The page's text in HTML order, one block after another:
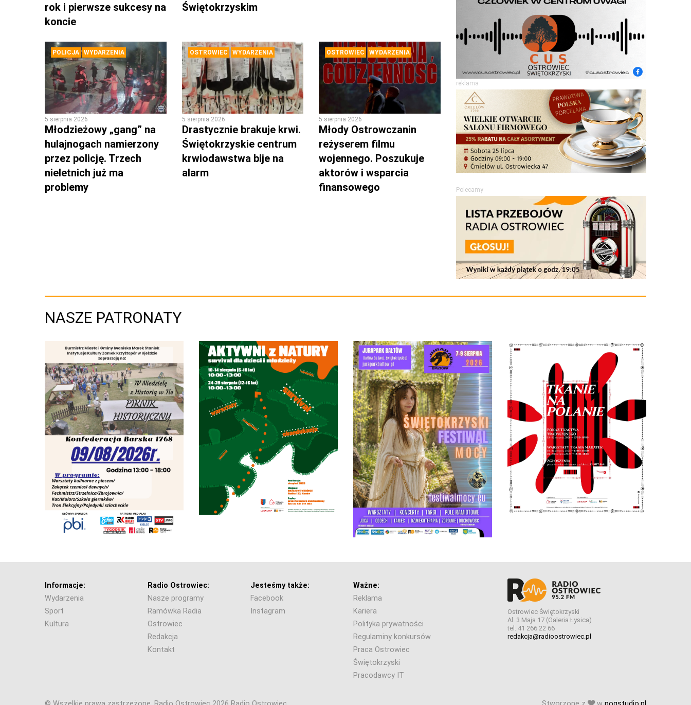
rok i pierwsze sukcesy na
koncie
Świętokrzyskim
POLICJA WYDARZENIA
5 sierpnia 2026
Młodzieżowy „gang” na
hulajnogach namierzony
przez policję. Trzech
nieletnich już ma
problemy
OSTROWIEC WYDARZENIA
5 sierpnia 2026
Drastycznie brakuje krwi.
Świętokrzyskie centrum
krwiodawstwa bije na
alarm
OSTROWIEC WYDARZENIA
5 sierpnia 2026
Młody Ostrowczanin
reżyserem filmu
wojennego. Poszukuje
aktorów i wsparcia
finansowego
reklama
Polecamy
NASZE PATRONATY
Informacje:
Wydarzenia
Sport
Kultura
Radio Ostrowiec:
Nasze programy
Ramówka Radia
Ostrowiec
Redakcja
Kontakt
Jesteśmy także:
Facebook
Instagram
Ważne:
Reklama
Kariera
Polityka prywatności
Regulaminy konkursów
Praca Ostrowiec
Świętokrzyski
Pracodawcy IT
Ostrowiec Świętokrzyski
Al. 3 Maja 17 (Galeria Łysica)
tel. 41 266 22 66
redakcja@radioostrowiec.pl